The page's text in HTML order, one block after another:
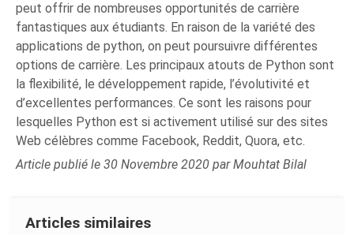
peut offrir de nombreuses opportunités de carrière
fantastiques aux étudiants. En raison de la variété des
applications de python, on peut poursuivre différentes
options de carrière. Les principaux atouts de Python sont
la flexibilité, le développement rapide, l’évolutivité et
d’excellentes performances. Ce sont les raisons pour
lesquelles Python est si activement utilisé sur des sites
Web célèbres comme Facebook, Reddit, Quora, etc.
Article publié le 30 Novembre 2020 par Mouhtat Bilal
Articles similaires